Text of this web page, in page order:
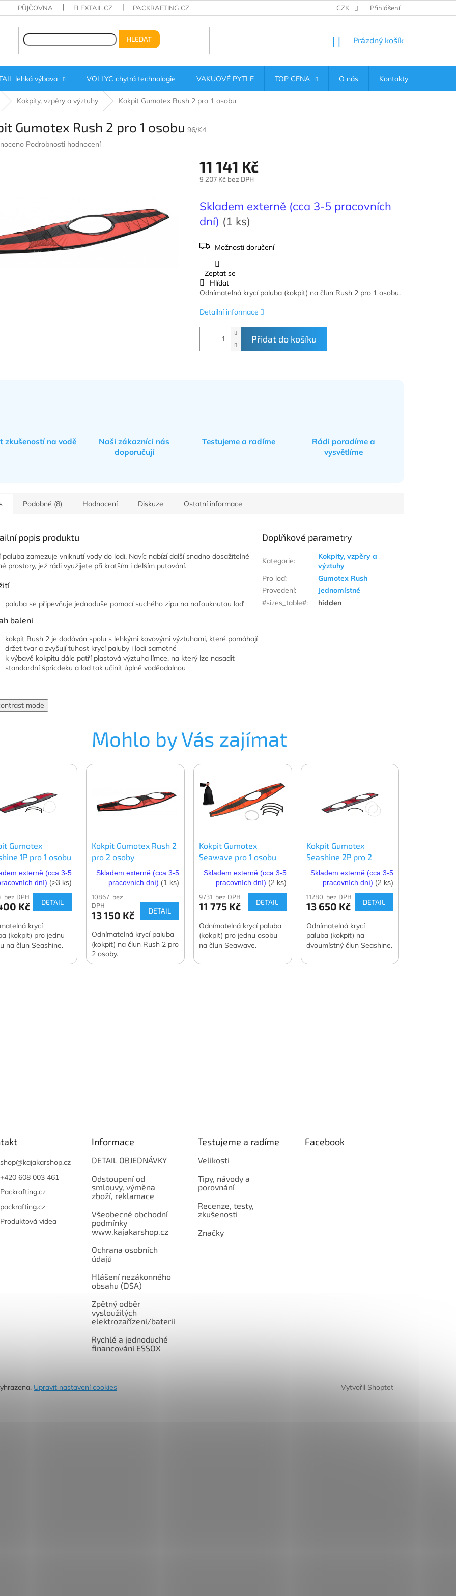
PŮJČOVNA FLEXTAIL.CZ PACKRAFTING.CZ CZK Přihlášení
HLEDAT
NÁKUPNÍ
Prázdný košík
lehká výbava VOLLYC chytrá technologie VAKUOVÉ PYTLE TOP CENA O nás Kontakty
Kokpity, vzpěry a výztuhy Kokpit Gumotex Rush 2 pro 1 osobu
Gumotex Rush 2 pro 1 osobu 96/K4
Podrobnosti hodnocení
11 141 Kč
9 207 Kč bez DPH
cena:
Skladem externě (cca 3-5 pracovních
dní) (1 ks)
Možnosti doručení
Přidat do košíku
Odnímatelná krycí paluba (kokpit) na člun Rush 2 pro 1 osobu.
Detailní informace
Zeptat se
Hlídat
zkušeností na vodě
Naši zákazníci nás
doporučují
Testujeme a radíme
Rádi poradíme a
vysvětlíme
Podobné (8) Hodnocení Diskuze Ostatní informace
popis produktu
paluba zamezuje vniknutí vody do lodi. Navíc nabízí další snadno dosažitelné
prostory, jež rádi využijete při kratším i delším putování.
paluba se připevňuje jednoduše pomocí suchého zipu na nafouknutou loď
balení
kokpit Rush 2 je dodáván spolu s lehkými kovovými výztuhami, které pomáhají
držet tvar a zvyšují tuhost krycí paluby i lodi samotné
k výbavě kokpitu dále patří plastová výztuha límce, na který lze nasadit
standardní špricdeku a loď tak učinit úplně voděodolnou
Doplňkové parametry
Kategorie:
Kokpity, vzpěry a
výztuhy
Pro loď:
Gumotex Rush
Provedení:
Jednomístné
#sizes_table#: hidden
mode
Mohlo by Vás zajímat
Gumotex
1P pro 1 osobu
externě (cca 3-5
dní) (>3 ks)
bez DPH
Kč DETAIL
krycí
(kokpit) pro jednu
na člun Seashine.
Kokpit Gumotex Rush 2
pro 2 osoby
Skladem externě (cca 3-5
pracovních dní) (1 ks)
10867 bez
DPH
13 150 Kč DETAIL
Odnímatelná krycí paluba
(kokpit) na člun Rush 2 pro
2 osoby.
Kokpit Gumotex
Seawave pro 1 osobu
Skladem externě (cca 3-5
pracovních dní) (2 ks)
9731 bez DPH
11 775 Kč DETAIL
Odnímatelná krycí paluba
(kokpit) pro jednu osobu
na člun Seawave.
Kokpit Gumotex
Seashine 2P pro 2
Skladem externě (cca 3-5
pracovních dní) (2 ks)
11280 bez DPH
13 650 Kč DETAIL
Odnímatelná krycí
paluba (kokpit) na
dvoumístný člun Seashine.
shop@kajakarshop.cz
+420 608 003 461
Packrafting.cz
packrafting.cz
Produktová videa
Informace
DETAIL OBJEDNÁVKY
Odstoupení od
smlouvy, výměna
zboží, reklamace
Všeobecné obchodní
podmínky
www.kajakarshop.cz
Ochrana osobních
údajů
Hlášení nezákonného
obsahu (DSA)
Zpětný odběr
vysloužilých
elektrozařízení/baterií
Rychlé a jednoduché
financování ESSOX
Testujeme a radíme
Velikosti
Tipy, návody a
porovnání
Recenze, testy,
zkušenosti
Značky
Facebook
Vytvořil Shoptet
Upravit nastavení cookies